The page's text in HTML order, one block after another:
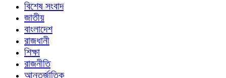
বিশেষ সংবাদ
জাতীয়
বাংলাদেশ
রাজধানী
শিক্ষা
রাজনীতি
আন্তর্জাতিক